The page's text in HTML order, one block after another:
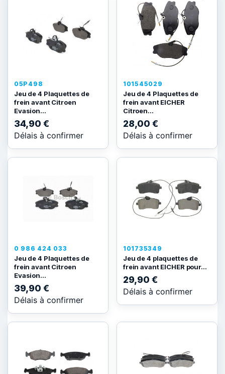
05P498
Jeu de 4 Plaquettes de
frein avant Citroen
Evasion...
34,90 €
Délais à confirmer
101545029
Jeu de 4 Plaquettes de
frein avant EICHER
Citroen...
28,00 €
Délais à confirmer
0 986 424 033
Jeu de 4 Plaquettes de
frein avant Citroen
Evasion...
39,90 €
Délais à confirmer
101735349
Jeu de 4 plaquettes de
frein avant EICHER pour...
29,90 €
Délais à confirmer